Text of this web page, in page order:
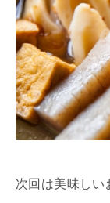
次回は美味しい